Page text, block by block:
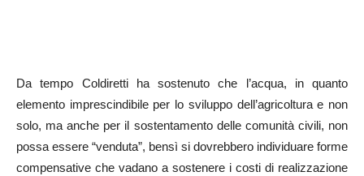
Da tempo Coldiretti ha sostenuto che l’acqua, in quanto
elemento imprescindibile per lo sviluppo dell’agricoltura e non
solo, ma anche per il sostentamento delle comunità civili, non
possa essere “venduta”, bensì si dovrebbero individuare forme
compensative che vadano a sostenere i costi di realizzazione